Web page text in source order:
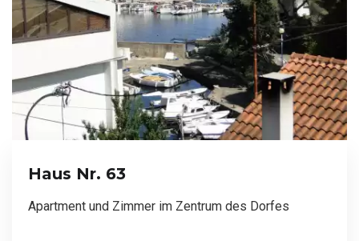
Haus Nr. 63
Apartment und Zimmer im Zentrum des Dorfes